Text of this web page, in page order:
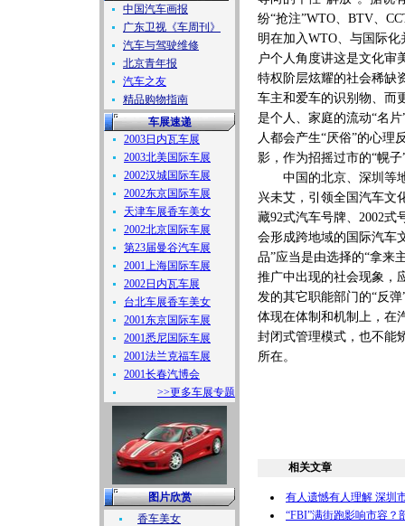
中国汽车画报
广东卫视《车周刊》
汽车与驾驶维修
北京青年报
汽车之友
精品购物指南
车展速递
2003日内瓦车展
2003北美国际车展
2002汉城国际车展
2002东京国际车展
天津车展香车美女
2002北京国际车展
第23届曼谷汽车展
2001上海国际车展
2002日内瓦车展
台北车展香车美女
2001东京国际车展
2001悉尼国际车展
2001法兰克福车展
2001长春汽博会
>>更多车展专题
图片欣赏
香车美女
纷“抢注”WTO、BTV、
明在加入WTO、与国际
户个人角度讲这是文化审
特权阶层炫耀的社会稀缺
车主和爱车的识别物、而
是个人、家庭的流动“名
人都会产生“厌俗”的心理
影，作为招摇过市的“幌子
中国的北京、深圳等地
兴未艾，引领全国汽车文
藏92式汽车号牌、2002
会形成跨地域的国际汽车
品”应当是由选择的“拿来
推广中出现的社会现象，
发的其它职能部门的“反
体现在体制和机制上，在
封闭式管理模式，也不能
所在。
相关文章
有人遗憾有人理解 深圳
“FBI”满街跑影响市容？